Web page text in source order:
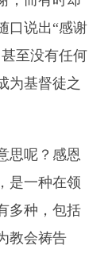
口说出“感谢
至没有任何
为基督徒之
思呢？感恩
是一种在领
多种，包括
教会祷告